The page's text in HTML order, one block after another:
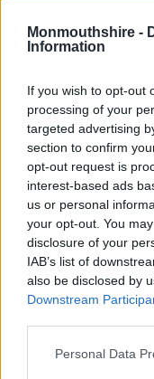
Monmouthshire -
Information
If you wish to opt-out
processing of your
targeted advertising
section to confirm
opt-out request is
interest-based ads
us or personal
your opt-out. You
disclosure of your
IAB’s list of
also be disclosed by
Downstream
Please note that this
Personal Data
gyda’r
Nghymru
Mae Cyngor Sir
cymunedol a
gyda chyfraddau
Mae’r data diweddaraf
dangos bod Sir
gasglwyd yn 2024-5,
Mae’r cyfansymiau
Gyda Chymru’n cael